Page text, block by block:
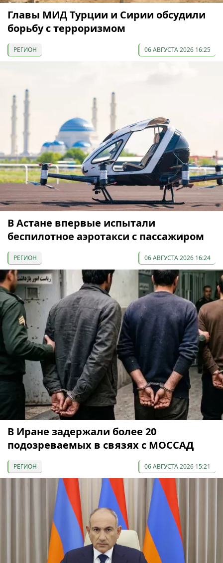
Главы МИД Турции и Сирии обсудили
борьбу с терроризмом
РЕГИОН 06 АВГУСТА 2026 16:25
В Астане впервые испытали
беспилотное аэротакси с пассажиром
РЕГИОН 06 АВГУСТА 2026 16:24
В Иране задержали более 20
подозреваемых в связях с МОССАД
РЕГИОН 06 АВГУСТА 2026 15:21